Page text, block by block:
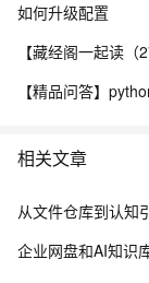
如何升级配置
【精品问答】
相关文章
从文件仓库到认知
企业网盘和AI知识